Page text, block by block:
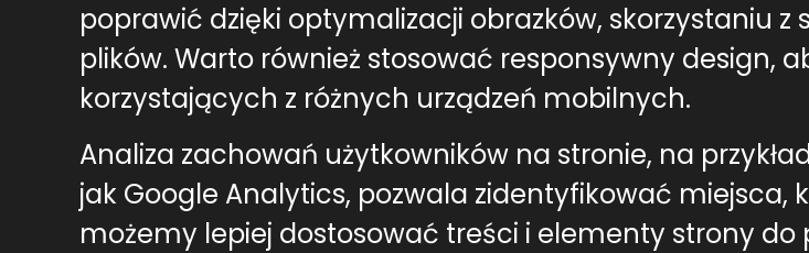
poprawić dzięki optymalizacji obrazków, skorzystaniu
plików. Warto również stosować responsywny design,
korzystających z różnych urządzeń mobilnych.
Analiza zachowań użytkowników na stronie, na
jak Google Analytics, pozwala zidentyfikować
możemy lepiej dostosować treści i elementy strony